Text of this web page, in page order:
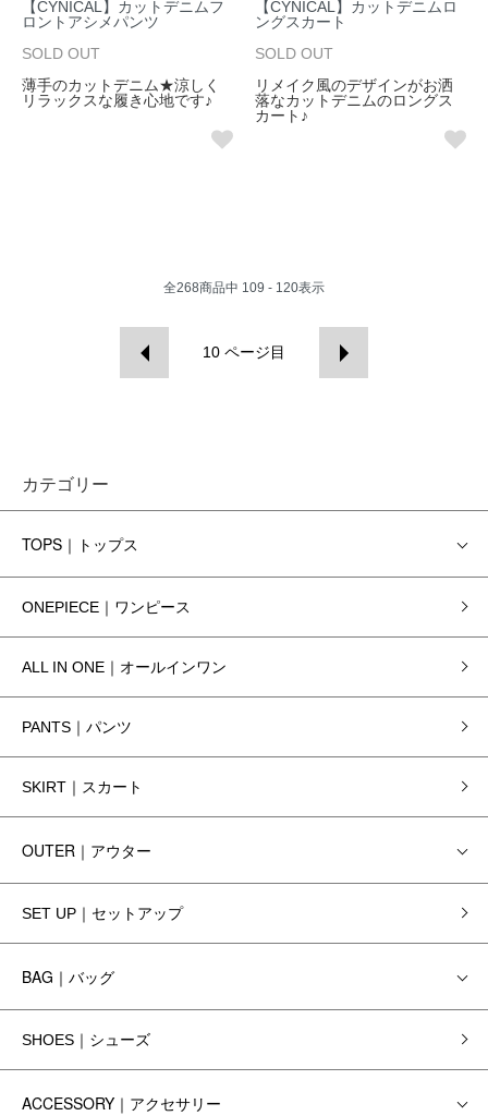
【CYNICAL】カットデニムフ
ロントアシメパンツ
SOLD OUT
薄手のカットデニム★涼しく
リラックスな履き心地です♪
【CYNICAL】カットデニムロ
ングスカート
SOLD OUT
リメイク風のデザインがお洒
落なカットデニムのロングス
カート♪
全268商品中 109 - 120表示
10 ページ目
カテゴリー
TOPS｜トップス
ONEPIECE｜ワンピース
ALL IN ONE｜オールインワン
PANTS｜パンツ
SKIRT｜スカート
OUTER｜アウター
SET UP｜セットアップ
BAG｜バッグ
SHOES｜シューズ
ACCESSORY｜アクセサリー